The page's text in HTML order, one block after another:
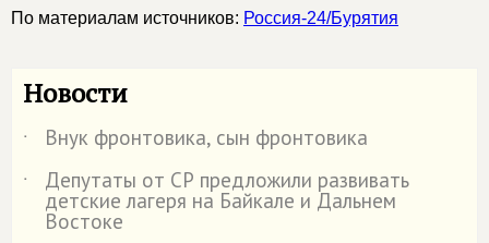
По материалам источников: Россия-24/Бурятия
Новости
˙
Внук фронтовика, сын фронтовика
˙
Депутаты от СР предложили развивать
детские лагеря на Байкале и Дальнем
Востоке